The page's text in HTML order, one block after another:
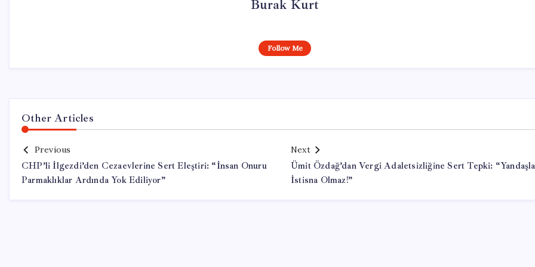
Burak Kurt
Follow Me
Other Articles
Previous
CHP’li İlgezdi’den Cezaevlerine Sert Eleştiri: “İnsan Onuru
Parmaklıklar Ardında Yok Ediliyor”
Next
Ümit Özdağ’dan Vergi Adaletsizliğine Sert Tepki:
İstisna Olmaz!”